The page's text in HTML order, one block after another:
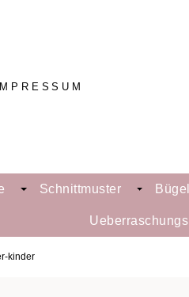
Schnittmuster
kinder